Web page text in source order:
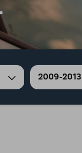
2009-2013